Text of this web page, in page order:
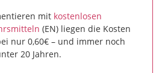
mit kostenlosen
(EN) liegen die Kosten
nur 0,60€ – und immer noch
20 Jahren.